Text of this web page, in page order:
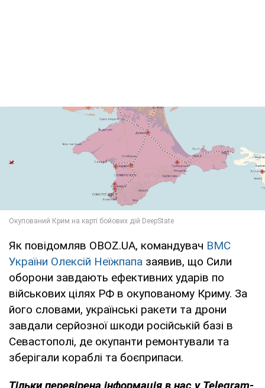
Як повідомляв OBOZ.UA, командувач ВМС
України Олексій Неїжпапа заявив, що Сили
оборони завдають ефективних ударів по
військових цілях РФ в окупованому Криму. За
його словами, українські ракети та дрони
завдали серйозної шкоди російській базі в
Севастополі, де окупанти ремонтували та
зберігали кораблі та боєприпаси.
Тільки перевірена інформація в нас у Telegram-